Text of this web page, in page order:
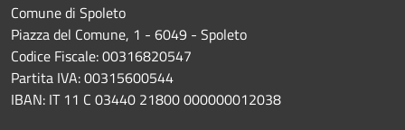
Comune di Spoleto
Piazza del Comune, 1 - 6049 - Spoleto
Codice Fiscale: 00316820547
Partita IVA: 00315600544
IBAN: IT 11 C 03440 21800 000000012038